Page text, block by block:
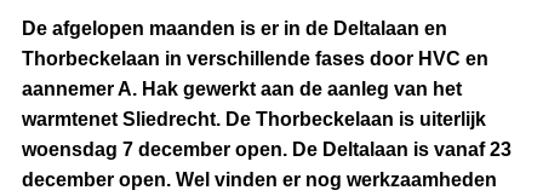
De afgelopen maanden is er in de Deltalaan en
Thorbeckelaan in verschillende fases door HVC en
aannemer A. Hak gewerkt aan de aanleg van het
warmtenet Sliedrecht. De Thorbeckelaan is uiterlijk
woensdag 7 december open. De Deltalaan is vanaf 23
december open. Wel vinden er nog werkzaamheden